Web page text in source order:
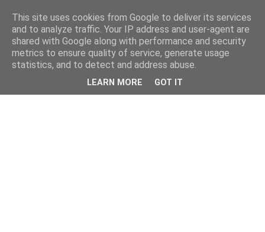
This site uses cookies from Google to deliver its services
and to analyze traffic. Your IP address and user-agent are
shared with Google along with performance and security
metrics to ensure quality of service, generate usage
statistics, and to detect and address abuse.
LEARN MORE GOT IT